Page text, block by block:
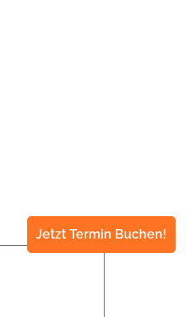
Jetzt Termin Buchen!